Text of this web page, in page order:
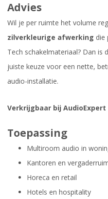
Advies
Wil je per ruimte het volume
zilverkleurige afwerking die
Tech schakelmateriaal? Dan is
juiste keuze voor een nette,
audio-installatie.
Verkrijgbaar bij
Toepassing
Multiroom audio in
Kantoren en
Horeca en retail
Hotels en hospitality